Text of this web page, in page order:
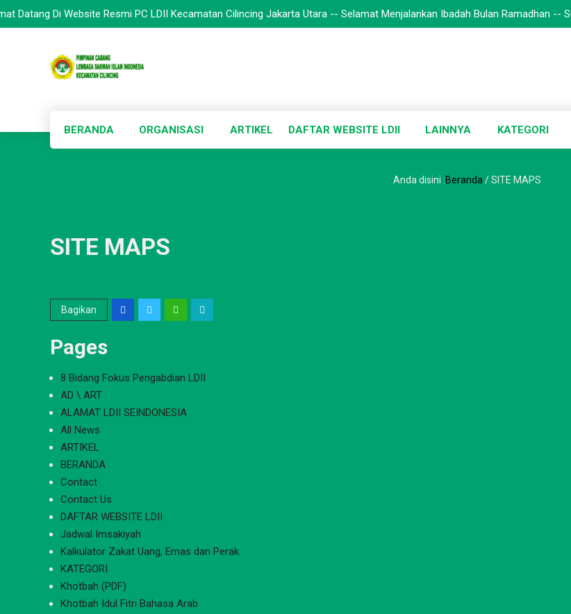
Di Website Resmi PC LDII Kecamatan Cilincing Jakarta Utara -- Selamat Menjalankan Ibadah Bulan Ramadhan --
BERANDA ORGANISASI ARTIKEL DAFTAR WEBSITE LDII LAINNYA KATEGORI
Anda disini :Beranda /SITE MAPS
SITE MAPS
Bagikan
Pages
8 Bidang Fokus Pengabdian LDII
AD \ ART
ALAMAT LDII SEINDONESIA
All News
ARTIKEL
BERANDA
Contact
Contact Us
DAFTAR WEBSITE LDII
Jadwal Imsakiyah
Kalkulator Zakat Uang, Emas dan Perak
KATEGORI
Khotbah (PDF)
Khotbah Idul Fitri Bahasa Arab